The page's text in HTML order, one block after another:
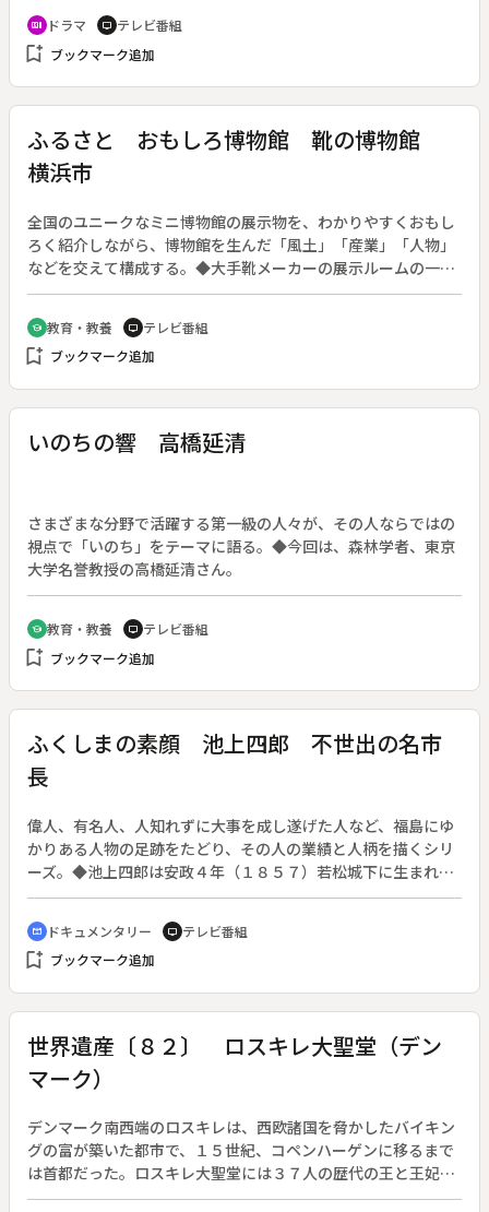
果、進行性の大腸ガンですぐにも手術を要する状態だった。だ
が医者嫌いの母（赤木春恵）は一切の治療を拒否した。自宅で
最期を迎えさせるべきか、入院させて治療を受けるべきか、ホ
recent_actors ドラマ tv テレビ番組
bookmark_add ブックマーク追加
ふるさと おもしろ博物館 靴の博物館
横浜市
全国のユニークなミニ博物館の展示物を、わかりやすくおもし
ろく紹介しながら、博物館を生んだ「風土」「産業」「人物」
などを交えて構成する。◆大手靴メーカーの展示ルームの一角
にある。世界の民俗靴や日本で明治以降作られた様々なファッ
ションの靴を展示。３００点のコレクション。
school 教育・教養 tv テレビ番組
bookmark_add ブックマーク追加
いのちの響 高橋延清
さまざまな分野で活躍する第一級の人々が、その人ならではの
視点で「いのち」をテーマに語る。◆今回は、森林学者、東京
大学名誉教授の高橋延清さん。
school 教育・教養 tv テレビ番組
bookmark_add ブックマーク追加
ふくしまの素顔 池上四郎 不世出の名市
長
偉人、有名人、人知れずに大事を成し遂げた人など、福島にゆ
かりある人物の足跡をたどり、その人の業績と人柄を描くシリ
ーズ。◆池上四郎は安政４年（１８５７）若松城下に生まれ、
１１歳で戊辰戦争を体験した。やがて書生、警視庁巡査から身
を起こし、累進して大阪府警察部長となる。大正２年にはその
実行力と人柄がかわれて大阪市長となった。３選１０年間の市
政の業績はいまも不世出の名市長として天王寺公園に建つ四郎
cinematic_blur ドキュメンタリー tv テレビ番組
bookmark_add ブックマーク追加
世界遺産〔８２〕 ロスキレ大聖堂（デン
マーク）
デンマーク南西端のロスキレは、西欧諸国を脅かしたバイキン
グの富が築いた都市で、１５世紀、コペンハーゲンに移るまで
は首都だった。ロスキレ大聖堂には３７人の歴代の王と王妃が
眠っているが、中心に安置された柩はマルグレーテ女王のもの